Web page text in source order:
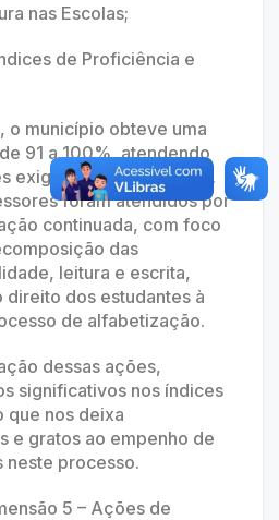
nas Escolas;
de Proficiência e
o município obteve uma
91 a 100%, atendendo
exigidas pelo programa.
foram atendidos por
continuada, com foco
das
leitura e escrita,
direito dos estudantes à
de alfabetização.
dessas ações,
significativos nos índices
que nos deixa
e gratos ao empenho de
neste processo.
5 – Ações de